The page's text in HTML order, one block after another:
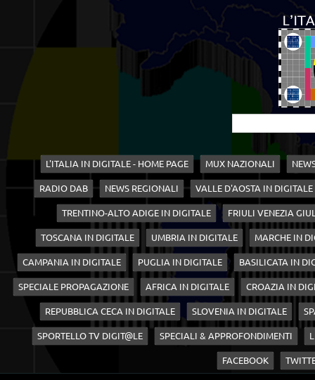
L'ITALIA IN DIGITALE - HOME PAGE MUX NAZIONALI
RADIO DAB NEWS REGIONALI VALLE D'AOSTA IN DIGITALE
TRENTINO-ALTO ADIGE IN DIGITALE FRIULI VENEZIA
TOSCANA IN DIGITALE UMBRIA IN DIGITALE MARCHE IN
CAMPANIA IN DIGITALE PUGLIA IN DIGITALE BASILICATA IN
SPECIALE PROPAGAZIONE AFRICA IN DIGITALE CROAZIA IN
REPUBBLICA CECA IN DIGITALE SLOVENIA IN DIGITALE
SPORTELLO TV DIGIT@LE SPECIALI & APPROFONDIMENTI
FACEBOOK